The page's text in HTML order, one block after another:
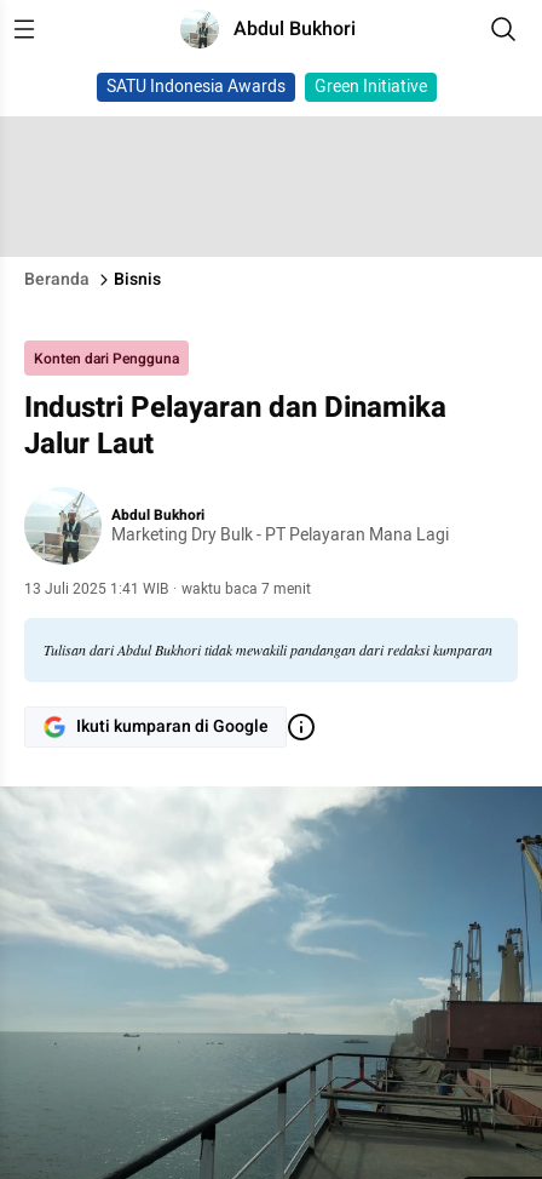
Abdul Bukhori
SATU Indonesia Awards Green Initiative
Beranda Bisnis
Konten dari Pengguna
Industri Pelayaran dan Dinamika
Jalur Laut
Abdul Bukhori
Marketing Dry Bulk - PT Pelayaran Mana Lagi
13 Juli 2025 1:41 WIB · waktu baca 7 menit
Tulisan dari Abdul Bukhori tidak mewakili pandangan dari redaksi kumparan
Ikuti kumparan di Google